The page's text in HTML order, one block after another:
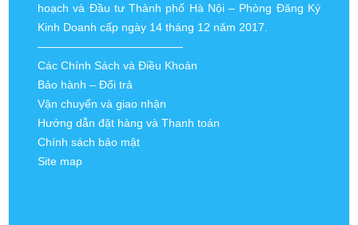
hoạch và Đầu tư Thành phố Hà Nội – Phòng Đăng Ký
Kinh Doanh cấp ngày 14 tháng 12 năm 2017.
—————————————
Các Chính Sách và Điều Khoản
Bảo hành – Đổi trả
Vận chuyển và giao nhận
Hướng dẫn đặt hàng và Thanh toán
Chính sách bảo mật
Site map